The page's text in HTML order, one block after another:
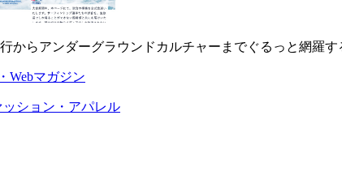
からアンダーグラウンドカルチャーまでぐるっと網羅
Webマガジン
ッション・アパレル